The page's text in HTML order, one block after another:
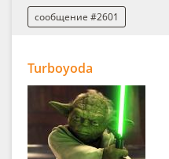
сообщение #2601
Turboyoda